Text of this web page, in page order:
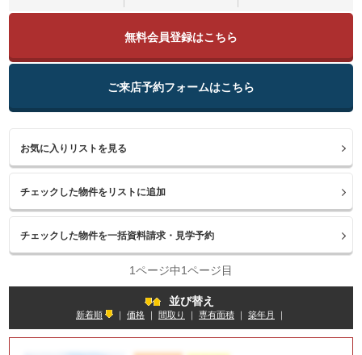
無料会員登録はこちら
ご来店予約フォームはこちら
お気に入りリストを見る
1ページ中1ページ目
並び替え
新着順 価格 間取り 専有面積 築年月